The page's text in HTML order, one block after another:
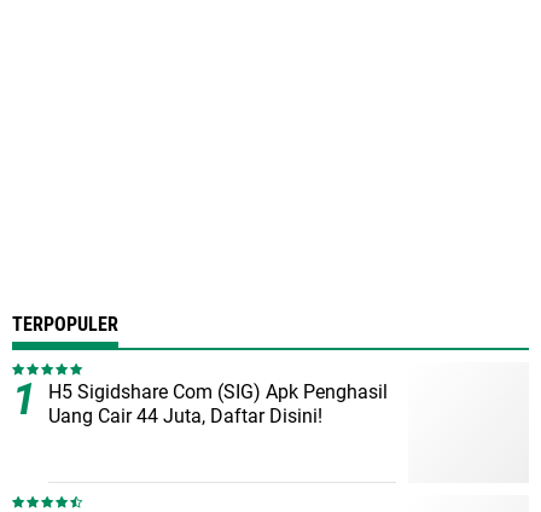
TERPOPULER
H5 Sigidshare Com (SIG) Apk Penghasil
Uang Cair 44 Juta, Daftar Disini!